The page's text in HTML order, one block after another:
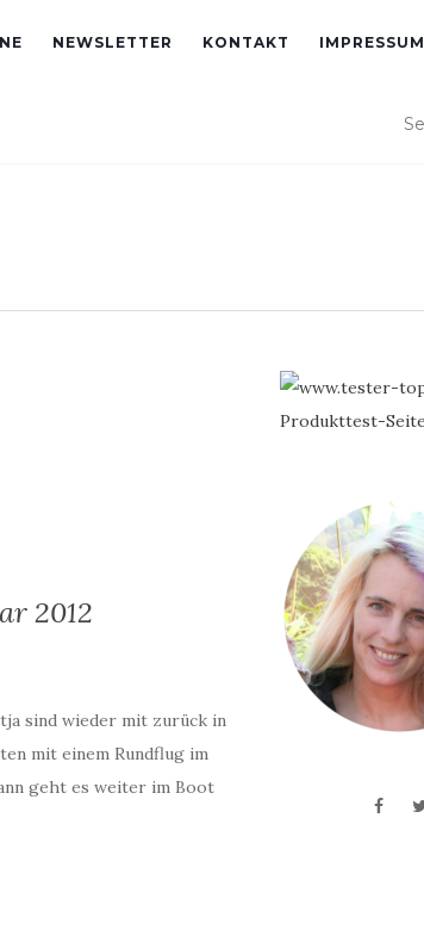
NEWSLETTER KONTAKT IMPRESSUM
2012
sind wieder mit zurück in
mit einem Rundflug im
geht es weiter im Boot